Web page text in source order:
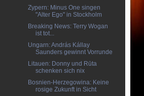
Zypern: Minus One singen
"Alter Ego" in Stockholm
Breaking News: Terry Wogan
ist tot...
Ungarn: András Kállay
Saunders gewinnt Vorrunde
Litauen: Donny und Rūta
schenken sich nix
Bosnien-Herzegowina: Keine
rosige Zukunft in Sicht